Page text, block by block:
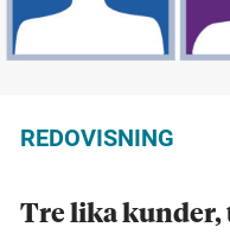
REDOVISNING
Tre lika kunder,